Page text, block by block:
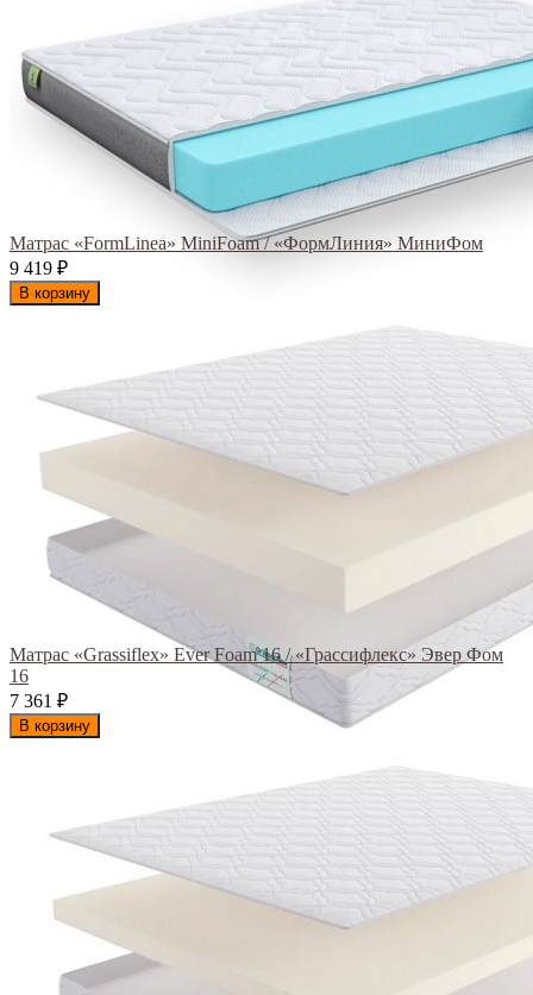
Матрас «FormLinea» MiniFoam / «ФормЛиния» МиниФом
9 419 ₽
В корзину
Матрас «Grassiflex» Ever Foam 16 / «Грассифлекс» Эвер Фом
16
7 361
₽
В корзину